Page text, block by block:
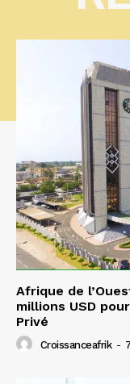
Afrique de
millions USD
Privé
Croissanceafrik -